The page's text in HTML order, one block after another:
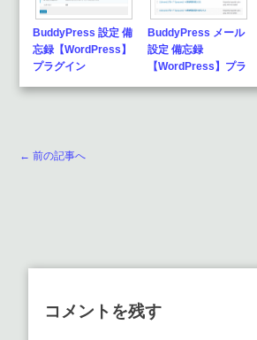
BuddyPress 設定 備
忘録【WordPress】
プラグイン
BuddyPress メール
設定 備忘録
【WordPress】プラ
← 前の記事へ
コメントを残す